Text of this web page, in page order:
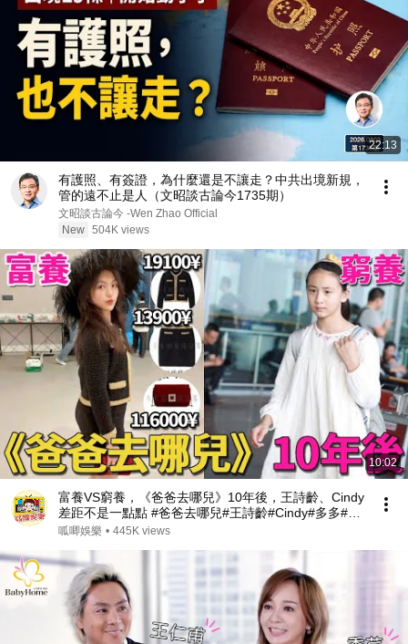
22:13
有護照、有簽證，為什麼還是不讓走？中共出境新規，
管的遠不止是人（文昭談古論今1735期）
文昭談古論今 -Wen Zhao Official
New 504K views
10:02
富養VS窮養，《爸爸去哪兒》10年後，王詩齡、Cindy
差距不是一點點 #爸爸去哪兒#王詩齡#Cindy#多多#貝
爾#夏天#呱唧娛樂
呱唧娛樂 • 445K views